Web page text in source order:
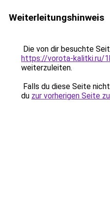
Weiterleitungshinweis
Die von dir besuchte
https://vorota-kalitki.ru/
weiterzuleiten.
Falls du diese Seite
du zur vorherigen Seite